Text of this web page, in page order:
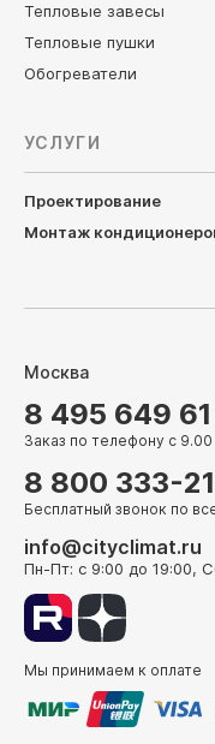
Тепловые завесы
Тепловые пушки
Обогреватели
УСЛУГИ
Проектирование
Монтаж
Москва
8 495 649
Заказ по телефону с
8 800 333-
Бесплатный звонок по
info@cityclimat.ru
Пн-Пт: с 9:00 до 19:00,
Мы принимаем к оплате